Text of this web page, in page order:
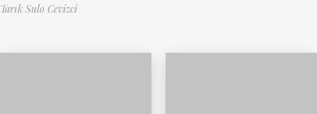
Tarık Sulo Cevizci